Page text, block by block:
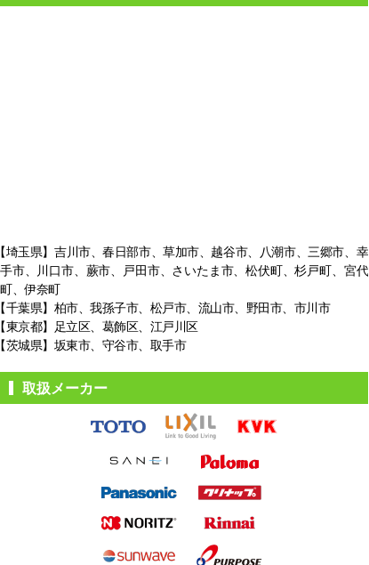
埼玉県】吉川市、春日部市、草加市、越谷市、八潮市、三郷市、幸
手市、
川口市、蕨市、戸田市、さいたま市、松伏町、杉戸町、宮代
町、伊奈町
千葉県】柏市、我孫子市、松戸市、 流山市、野田市、市川市
東京都】足立区、葛飾区、江戸川区
茨城県】坂東市、守谷市、取手市
取扱メーカー